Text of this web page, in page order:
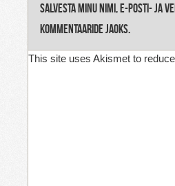
Salvesta minu nimi, e-posti- ja
kommentaaride jaoks.
This site uses Akismet to